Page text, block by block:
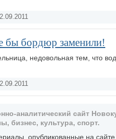
бы бордюр заменили!
недовольная тем, что
аналитический сайт
бизнес, культура, спорт.
опубликованные на